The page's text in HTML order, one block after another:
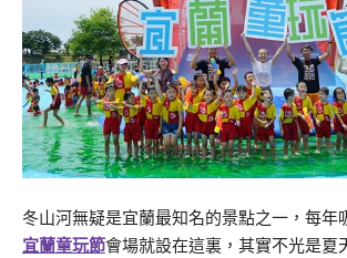
冬山河無疑是宜蘭最知名的景點之一，每年
宜蘭童玩節會場就設在這裏，其實不光是夏